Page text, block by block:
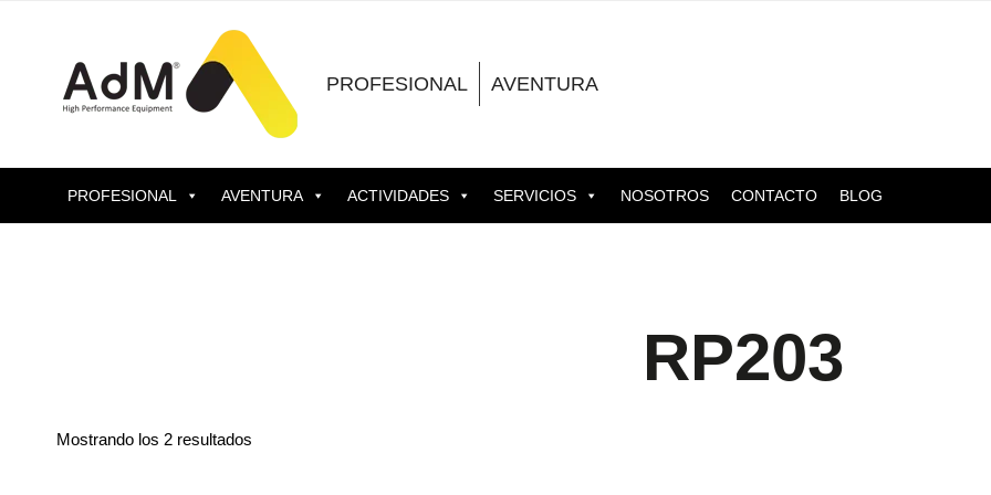
contenido
PROFESIONAL AVENTURA
PROFESIONAL AVENTURA ACTIVIDADES SERVICIOS NOSOTROS CONTACTO BLOG
RP203
Mostrando los 2 resultados